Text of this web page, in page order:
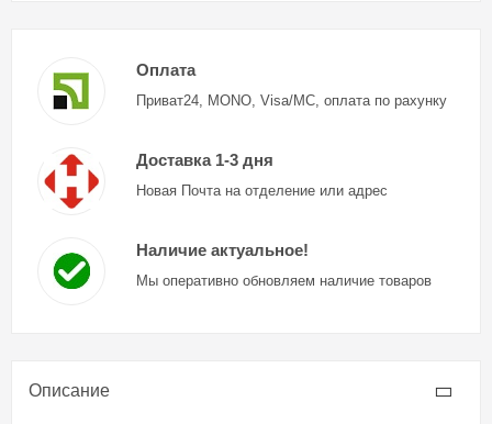
Оплата
Приват24, MONO, Visa/MC, оплата по рахунку
Доставка 1-3 дня
Новая Почта на отделение или адрес
Наличие актуальное!
Мы оперативно обновляем наличие товаров
Описание